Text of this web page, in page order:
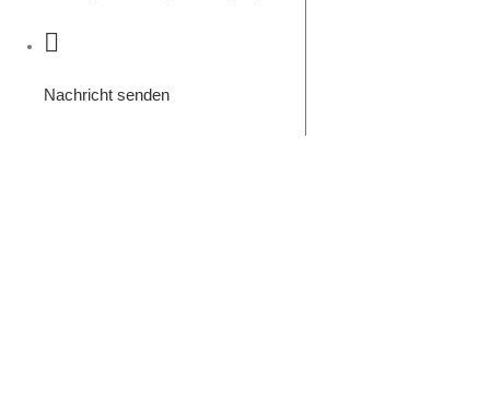
Nachricht senden